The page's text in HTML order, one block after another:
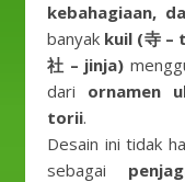
kebahagiaan,
banyak kuil (寺 –
社 – jinja)
dari ornamen
torii.
Desain ini tidak
sebagai